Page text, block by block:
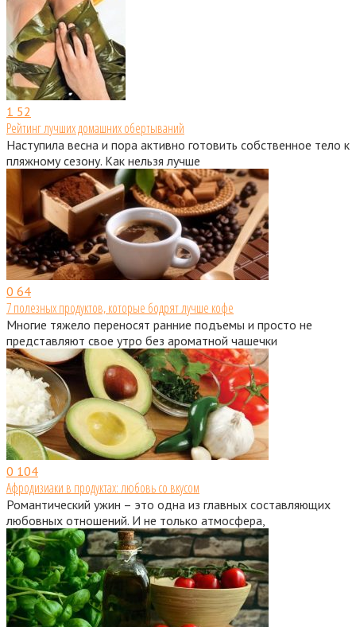
1 52
Рейтинг лучших домашних обертываний
Наступила весна и пора активно готовить собственное тело к
пляжному сезону. Как нельзя лучше
0 64
7 полезных продуктов, которые бодрят лучше кофе
Многие тяжело переносят ранние подъемы и просто не
представляют свое утро без ароматной чашечки
0 104
Афродизиаки в продуктах: любовь со вкусом
Романтический ужин – это одна из главных составляющих
любовных отношений. И не только атмосфера,